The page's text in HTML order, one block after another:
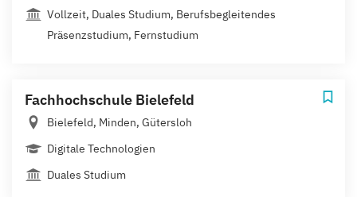
Vollzeit, Duales Studium, Berufsbegleitendes
Präsenzstudium, Fernstudium
Fachhochschule Bielefeld
Bielefeld, Minden, Gütersloh
Digitale Technologien
Duales Studium